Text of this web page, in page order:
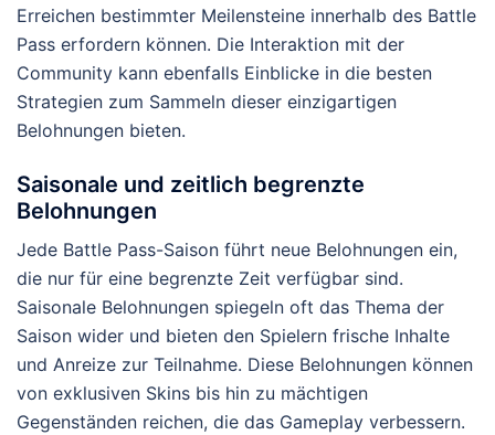
Erreichen bestimmter Meilensteine innerhalb des Battle
Pass erfordern können. Die Interaktion mit der
Community kann ebenfalls Einblicke in die besten
Strategien zum Sammeln dieser einzigartigen
Belohnungen bieten.
Saisonale und zeitlich begrenzte
Belohnungen
Jede Battle Pass-Saison führt neue Belohnungen ein,
die nur für eine begrenzte Zeit verfügbar sind.
Saisonale Belohnungen spiegeln oft das Thema der
Saison wider und bieten den Spielern frische Inhalte
und Anreize zur Teilnahme. Diese Belohnungen können
von exklusiven Skins bis hin zu mächtigen
Gegenständen reichen, die das Gameplay verbessern.